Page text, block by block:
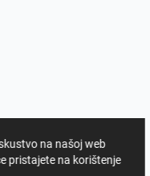
na našoj web
pristajete na korištenje